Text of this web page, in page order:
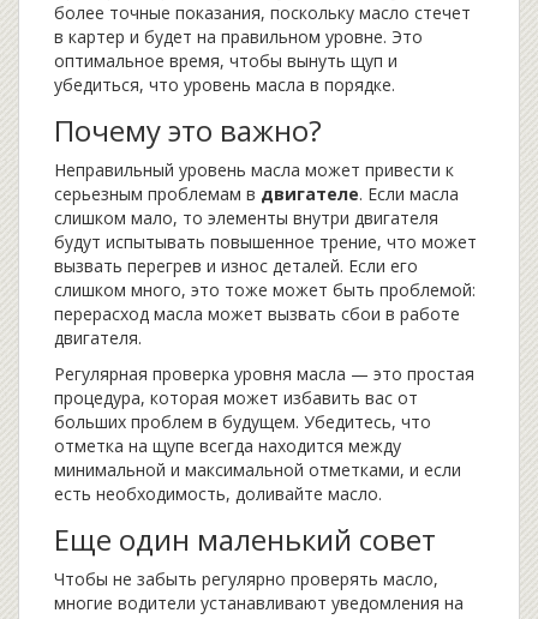
более точные показания, поскольку масло стечет
в картер и будет на правильном уровне. Это
оптимальное время, чтобы вынуть щуп и
убедиться, что уровень масла в порядке.
Почему это важно?
Неправильный уровень масла может привести к
серьезным проблемам в двигателе. Если масла
слишком мало, то элементы внутри двигателя
будут испытывать повышенное трение, что может
вызвать перегрев и износ деталей. Если его
слишком много, это тоже может быть проблемой:
перерасход масла может вызвать сбои в работе
двигателя.
Регулярная проверка уровня масла — это простая
процедура, которая может избавить вас от
больших проблем в будущем. Убедитесь, что
отметка на щупе всегда находится между
минимальной и максимальной отметками, и если
есть необходимость, доливайте масло.
Еще один маленький совет
Чтобы не забыть регулярно проверять масло,
многие водители устанавливают уведомления на